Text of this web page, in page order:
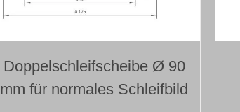
Doppelschleifscheibe Ø 90
mm für normales Schleifbild